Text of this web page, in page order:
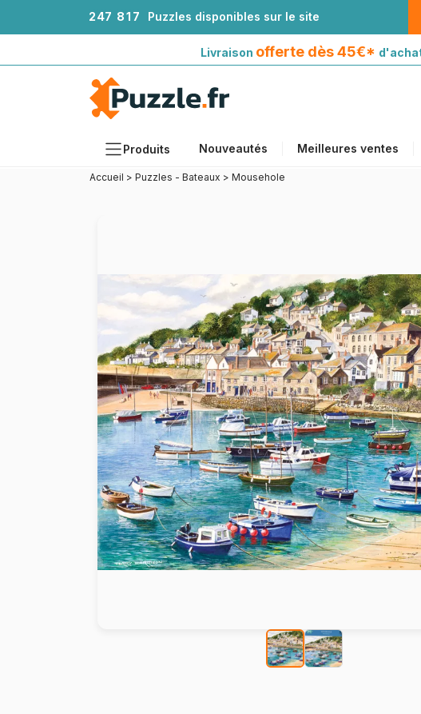
247 81 7 Puzzles disponibles sur le site
Livraison offerte dès 45€*
Produits Nouveautés Meilleures ventes
Âges
Artistes
Accessoires
Puzzles en bois
Peinture au numéro
avec Mondial Relay
Accueil > Puzzles - Bateaux > Mousehole